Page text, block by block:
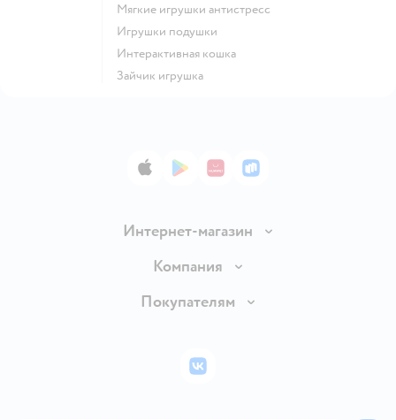
Мягкие игрушки антистресс
Игрушки подушки
Интерактивная кошка
Зайчик игрушка
App StoreGoogle Play
AppGallery
RuStore
Интернет-магазин
Доставка и оплата
Правила продажи
Политика использования файлов cookie
Компания
Вакансии
Покупателям
Бонусные карты
ВКонтакте